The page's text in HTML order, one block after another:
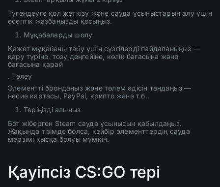
Түгендеуге қол жеткізу және сауда ұсыныстарын алу үшін
есептік жазбаңызды қосыңыз.
Мұқабаларды шолу
Қажет мұқабаны табу үшін сүзгілерді пайдаланыңыз —
қару түріне, тозу деңгейіне, көлік бағасына және
бағасына қарай
. Төлеу
Элементті брондаңыз және төлем әдісін таңдаңыз —
несие картасы, PayPal, крипто және т.б..
Теріңізді алыңыз
Бот жіберген Steam сауда ұсынысын қабылдаңыз.
Жақында тізімде болса, кейбір элементтердің сауда
мерзімі қысқа болуы мүмкін.
Қауіпсіз CS:GO тері